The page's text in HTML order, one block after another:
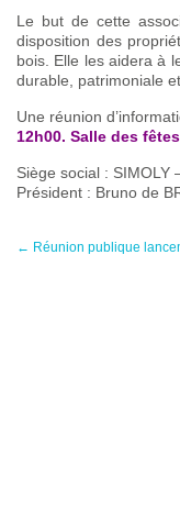
Le but de cette
disposition des
bois. Elle les aidera à
durable, patrimoniale
Une réunion
12h00. Salle des fêtes
Siège social : SIMOLY
Président : Bruno de
← Réunion publique